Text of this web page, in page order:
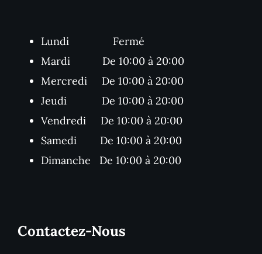
Lundi Fermé
Mardi De 10:00 à 20:00
Mercredi De 10:00 à 20:00
Jeudi De 10:00 à 20:00
Vendredi De 10:00 à 20:00
Samedi De 10:00 à 20:00
Dimanche De 10:00 à 20:00
Contactez-Nous